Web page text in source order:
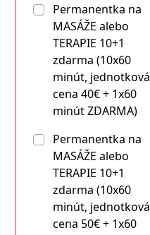
Permanentka na
MASÁŽE alebo
TERAPIE 10+1
zdarma (10x60
minút, jednotková
cena 40€ + 1x60
minút ZDARMA)
Permanentka na
MASÁŽE alebo
TERAPIE 10+1
zdarma (10x60
minút, jednotková
cena 50€ + 1x60